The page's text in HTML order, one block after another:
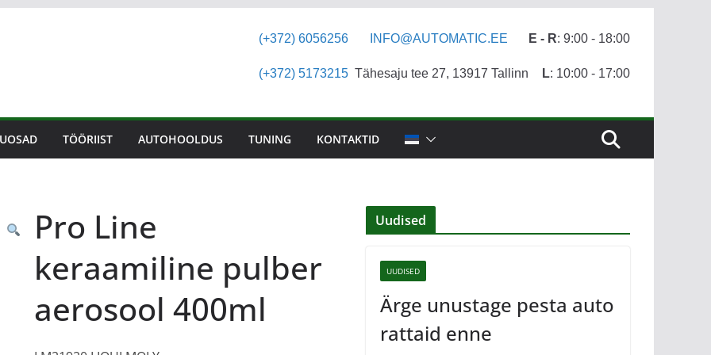
(+372) 6056256
(+372) 5173215
INFO@AUTOMATIC.EE
Tähesaju tee 27, 13917 Tallinn
E - R: 9:00 - 18:00
L: 10:00 - 17:00
TÖÖRIIST AUTOHOOLDUS TUNING KONTAKTID
Pro Line
keraamiline pulber
aerosool 400ml
Uudised
UUDISED
Ärge unustage pesta auto
rattaid enne